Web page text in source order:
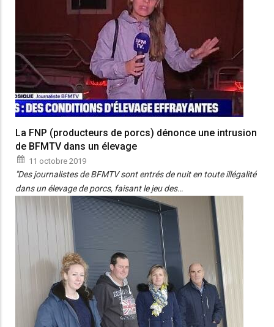
La FNP (producteurs de porcs) dénonce une intrusion
de BFMTV dans un élevage
11 octobre 2019
"Des journalistes de BFMTV sont entrés de nuit en toute illégalité
dans un élevage de porcs, faisant le jeu des…